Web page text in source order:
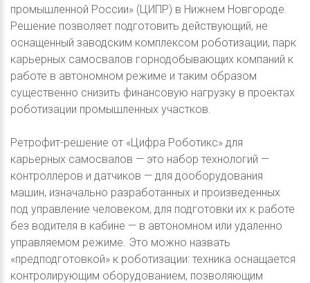
промышленной России» (ЦИПР) в Нижнем Новгороде.
Решение позволяет подготовить действующий, не
оснащенный заводским комплексом роботизации, парк
карьерных самосвалов горнодобывающих компаний к
работе в автономном режиме и таким образом
существенно снизить финансовую нагрузку в проектах
роботизации промышленных участков.
Ретрофит-решение от «Цифра Роботикс» для
карьерных самосвалов — это набор технологий —
контроллеров и датчиков — для дооборудования
машин, изначально разработанных и произведенных
под управление человеком, для подготовки их к работе
без водителя в кабине — в автономном или удаленно
управляемом режиме. Это можно назвать
«предподготовкой» к роботизации: техника оснащается
контролирующим оборудованием, позволяющим